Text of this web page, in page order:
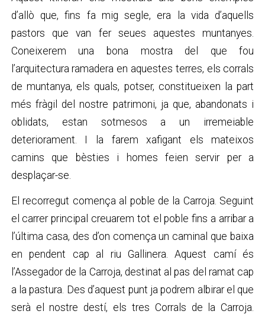
d’allò que, fins fa mig segle, era la vida d’aquells
pastors que van fer seues aquestes muntanyes.
Coneixerem una bona mostra del que fou
l’arquitectura ramadera en aquestes terres, els corrals
de muntanya, els quals, potser, constitueixen la part
més fràgil del nostre patrimoni, ja que, abandonats i
oblidats, estan sotmesos a un irremeiable
deteriorament. I la farem xafigant els mateixos
camins que bèsties i homes feien servir per a
desplaçar-se.
El recorregut comença al poble de la Carroja. Seguint
el carrer principal creuarem tot el poble fins a arribar a
l’última casa, des d’on comença un caminal que baixa
en pendent cap al riu Gallinera. Aquest camí és
l’Assegador de la Carroja, destinat al pas del ramat cap
a la pastura. Des d’aquest punt ja podrem albirar el que
serà el nostre destí, els tres Corrals de la Carroja.